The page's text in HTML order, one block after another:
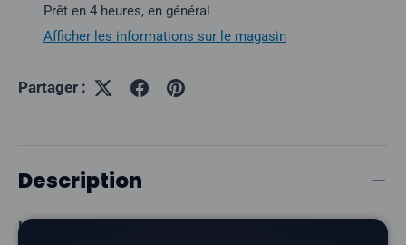
Prêt en 4 heures, en général
Afficher les informations sur le magasin
Partager :
Description
Le kit Uwell Caliburn G4 Pod